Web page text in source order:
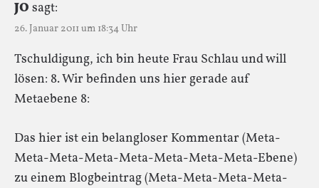
JO sagt:
26. Januar 2011 um 18:34 Uhr
Tschuldigung, ich bin heute Frau Schlau und will
lösen: 8. Wir befinden uns hier gerade auf
Metaebene 8:
Das hier ist ein belangloser Kommentar (Meta-
Meta-Meta-Meta-Meta-Meta-Meta-Meta-Ebene)
zu einem Blogbeintrag (Meta-Meta-Meta-Meta-